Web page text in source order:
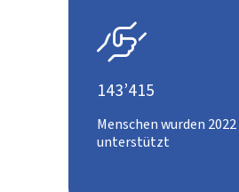

143’415
Menschen wurden
unterstützt